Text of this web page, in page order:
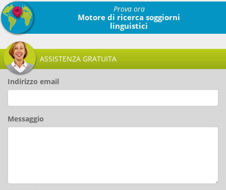
Prova ora
Motore di ricerca soggiorni
linguistici
ASSISTENZA GRATUITA
Indirizzo email
Messaggio